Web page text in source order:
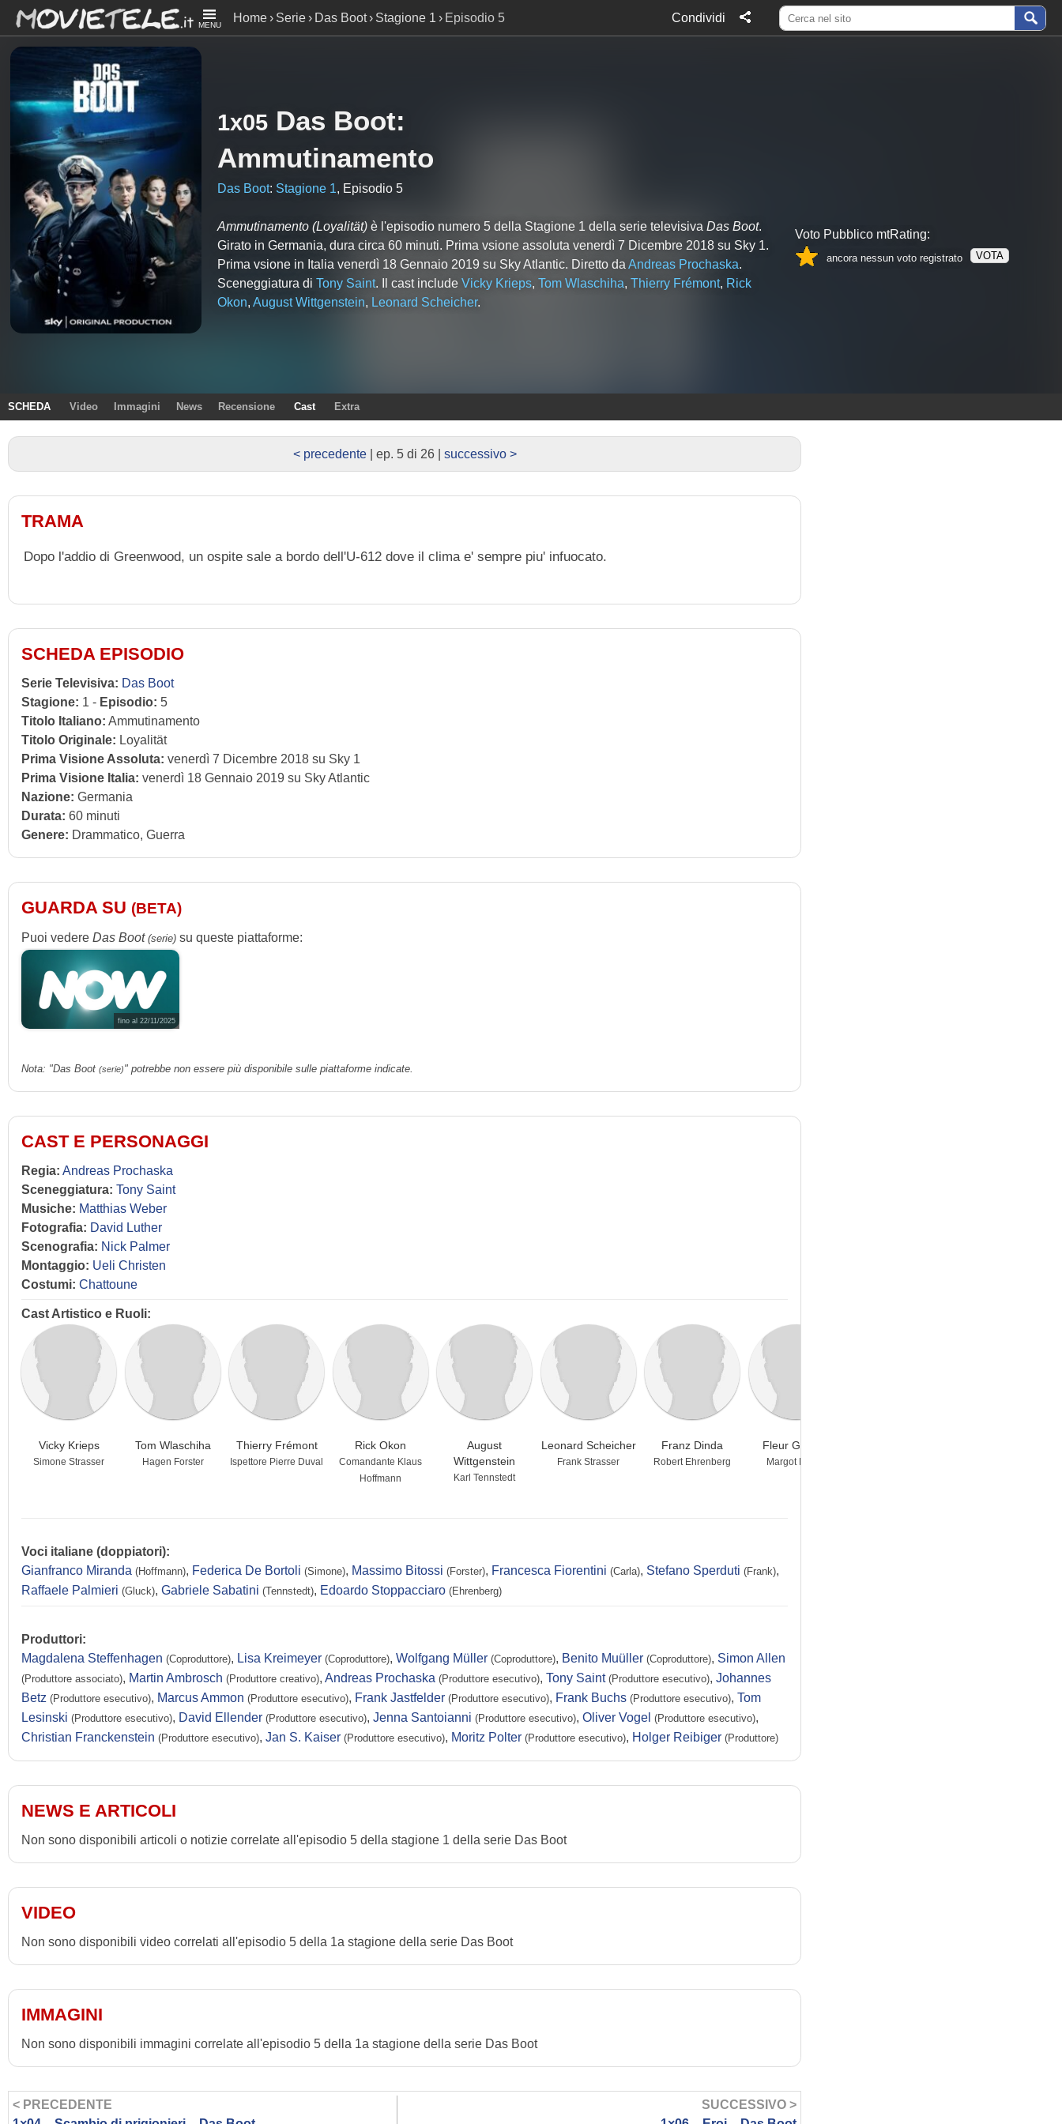
MENU
Home Serie Das Boot Stagione 1 Episodio 5 Condividi
1x05 Das Boot:
Ammutinamento
Das Boot: Stagione 1, Episodio 5
Ammutinamento (Loyalität)è l'episodio numero 5della Stagione 1 della serie televisiva Das Boot.
Girato in Germania, dura circa 60 minuti. Prima vsione assoluta venerdì 7 Dicembre 2018 su Sky 1.
Prima vsione in Italia venerdì 18 Gennaio 2019 su Sky Atlantic. Diretto da Andreas Prochaska.
Sceneggiatura di Tony Saint. Il cast include Vicky Krieps, Tom Wlaschiha, Thierry Frémont, Rick
Okon, August Wittgenstein, Leonard Scheicher.
Voto Pubblico mtRating:
ancora nessun voto registrato VOTA
SCHEDA Video Immagini News Recensione Cast Extra
< precedente| ep. 5 di 26 | successivo >
TRAMA
Dopo l'addio di Greenwood, un ospite sale a bordo dell'U-612 dove il clima e' sempre piu' infuocato.
SCHEDA EPISODIO
Serie Televisiva: Das Boot
Stagione: 1 - Episodio: 5
Titolo Italiano: Ammutinamento
Titolo Originale: Loyalität
Prima Visione Assoluta: venerdì 7 Dicembre 2018 su Sky 1
Prima Visione Italia: venerdì 18 Gennaio 2019 su Sky Atlantic
Nazione: Germania
Durata: 60 minuti
Genere: Drammatico, Guerra
GUARDA SU (BETA)
Puoi vedere Das Boot (serie) su queste piattaforme:
fino al 22/11/2025
Nota: "Das Boot (serie)" potrebbe non essere più disponibile sulle piattaforme indicate.
CAST E PERSONAGGI
Regia: Andreas Prochaska
Sceneggiatura: Tony Saint
Musiche: Matthias Weber
Fotografia: David Luther
Scenografia: Nick Palmer
Montaggio: Ueli Christen
Costumi: Chattoune
Cast Artistico e Ruoli:
Vicky Krieps
Simone Strasser
Tom Wlaschiha
Hagen Forster
Thierry Frémont
Ispettore Pierre Duval
Rick Okon
Comandante Klaus
Hoffmann
August
Wittgenstein
Karl Tennstedt
Leonard Scheicher
Frank Strasser
Franz Dinda
Robert Ehrenberg
Fleur Geffrier
Margot Bostal
Voci italiane (doppiatori):
Gianfranco Miranda (Hoffmann), Federica De Bortoli (Simone), Massimo Bitossi (Forster), Francesca Fiorentini (Carla), Stefano Sperduti (Frank),
Raffaele Palmieri (Gluck), Gabriele Sabatini (Tennstedt), Edoardo Stoppacciaro (Ehrenberg)
Produttori:
Magdalena Steffenhagen (Coproduttore), Lisa Kreimeyer (Coproduttore), Wolfgang Müller (Coproduttore), Benito Muüller (Coproduttore), Simon Allen
(Produttore associato), Martin Ambrosch (Produttore creativo), Andreas Prochaska (Produttore esecutivo), Tony Saint (Produttore esecutivo), Johannes
Betz (Produttore esecutivo), Marcus Ammon (Produttore esecutivo), Frank Jastfelder (Produttore esecutivo), Frank Buchs (Produttore esecutivo), Tom
Lesinski (Produttore esecutivo), David Ellender (Produttore esecutivo), Jenna Santoianni (Produttore esecutivo), Oliver Vogel (Produttore esecutivo),
Christian Franckenstein (Produttore esecutivo), Jan S. Kaiser (Produttore esecutivo), Moritz Polter (Produttore esecutivo), Holger Reibiger (Produttore)
NEWS E ARTICOLI
Non sono disponibili articoli o notizie correlate all'episodio 5 della stagione 1 della serie Das Boot
VIDEO
Non sono disponibili video correlati all'episodio 5 della 1a stagione della serie Das Boot
IMMAGINI
Non sono disponibili immagini correlate all'episodio 5 della 1a stagione della serie Das Boot
< PRECEDENTE
SUCCESSIVO >